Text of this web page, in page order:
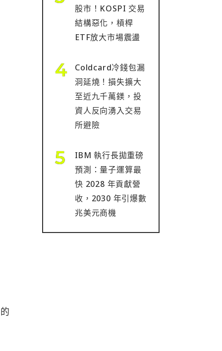
股市！KOSPI 交易
結構惡化，槓桿
ETF放大市場震盪
Coldcard冷錢包漏
洞延燒！損失擴大
至近九千萬鎂，投
資人反向湧入交易
所避險
IBM 執行長拋重磅
預測：量子運算最
快 2028 年貢獻營
收，2030 年引爆數
兆美元商機